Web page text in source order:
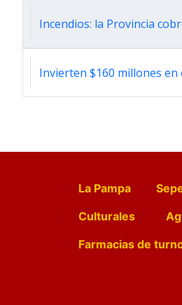
Incendios: la Provincia
Invierten $160 millones
La Pampa
Culturales
Farmacias de